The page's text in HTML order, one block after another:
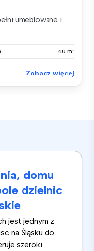
umeblowane i
40 m²
Zobacz więcej
domu
dzielnic
jest jednym z
na Śląsku do
szeroki